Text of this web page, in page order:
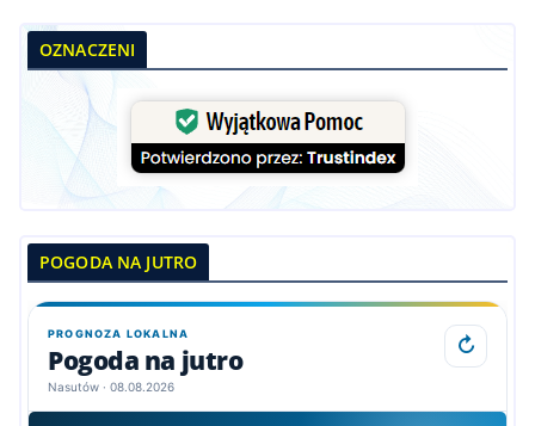
OZNACZENI
POGODA NA JUTRO
PROGNOZA LOKALNA
Pogoda na jutro
Nasutów · 08.08.2026
↻